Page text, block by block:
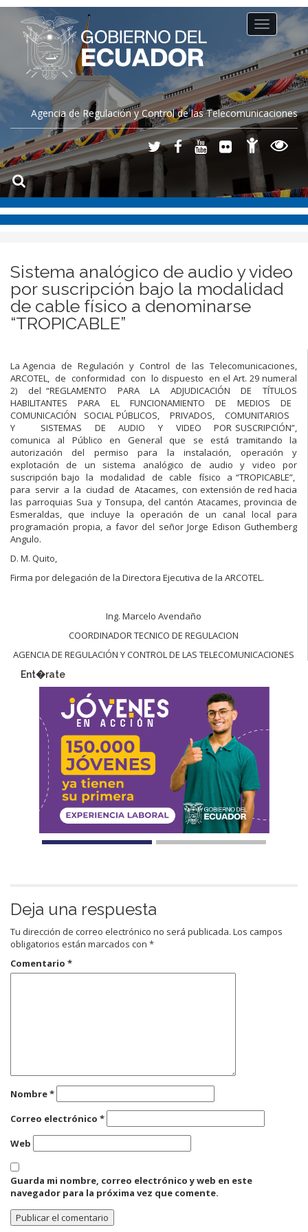
Agencia de Regulación y Control de las Telecomunicaciones
Toggle
navigation
Sistema analógico de audio y video
por suscripción bajo la modalidad
de cable físico a denominarse
“TROPICABLE”
La Agencia de Regulación y Control de las Telecomunicaciones,
ARCOTEL, de conformidad con lo dispuesto en el Art. 29 numeral
2) del “REGLAMENTO PARA LA ADJUDICACIÓN DE TÍTULOS
HABILITANTES PARA EL FUNCIONAMIENTO DE MEDIOS DE
COMUNICACIÓN SOCIAL PÚBLICOS, PRIVADOS, COMUNITARIOS
Y SISTEMAS DE AUDIO Y VIDEO POR SUSCRIPCIÓN”,
comunica al Público en General que se está tramitando la
autorización del permiso para la instalación, operación y
explotación de un sistema analógico de audio y video por
suscripción bajo la modalidad de cable físico a “TROPICABLE”,
para servir a la ciudad de Atacames, con extensión de red hacia
las parroquias Sua y Tonsupa, del cantón Atacames, provincia de
Esmeraldas, que incluye la operación de un canal local para
programación propia, a favor del señor Jorge Edison Guthemberg
Angulo.
D. M. Quito,
Firma por delegación de la Directora Ejecutiva de la ARCOTEL.
Ing. Marcelo Avendaño
COORDINADOR TECNICO DE REGULACION
AGENCIA DE REGULACIÓN Y CONTROL DE LAS TELECOMUNICACIONES
Ent�rate
Deja una respuesta
Tu dirección de correo electrónico no será publicada. Los campos
obligatorios están marcados con *
Comentario *
Nombre*
Correo electrónico *
Web
Guarda mi nombre, correo electrónico y web en este
navegador para la próxima vez que comente.